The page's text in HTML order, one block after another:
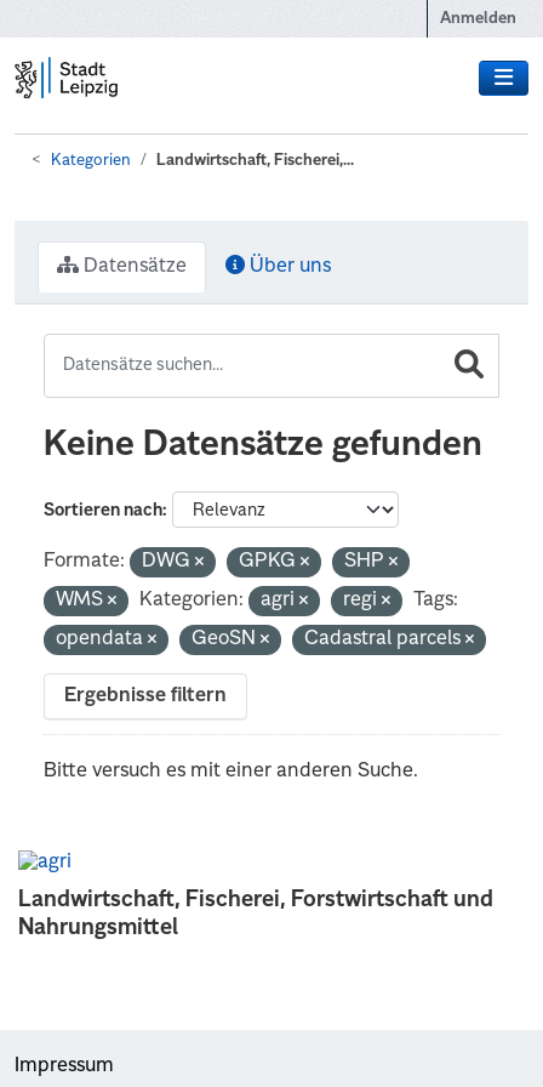
Anmelden
Kategorien Landwirtschaft, Fischerei,...
Landwirtschaft, Fischerei, Forstwirtschaft und
Nahrungsmittel
Datensätze Über uns
Keine Datensätze gefunden
Sortieren nach
Formate: DWG GPKG
SHP
WMS
Kategorien: agri regi
Tags:
opendata
GeoSN Cadastral parcels
Ergebnisse filtern
Bitte versuch es mit einer anderen Suche.
Impressum